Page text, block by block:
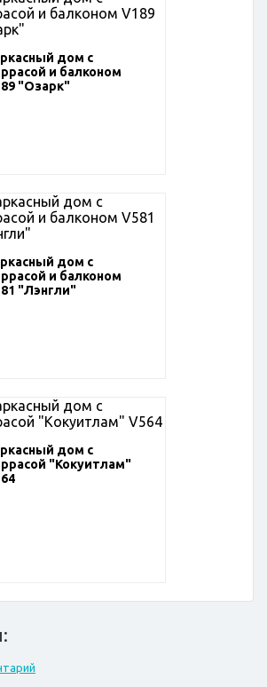
дом с
и балконом
"Озарк"
дом с
и балконом
"Лэнгли"
дом с
"Кокуитлам"